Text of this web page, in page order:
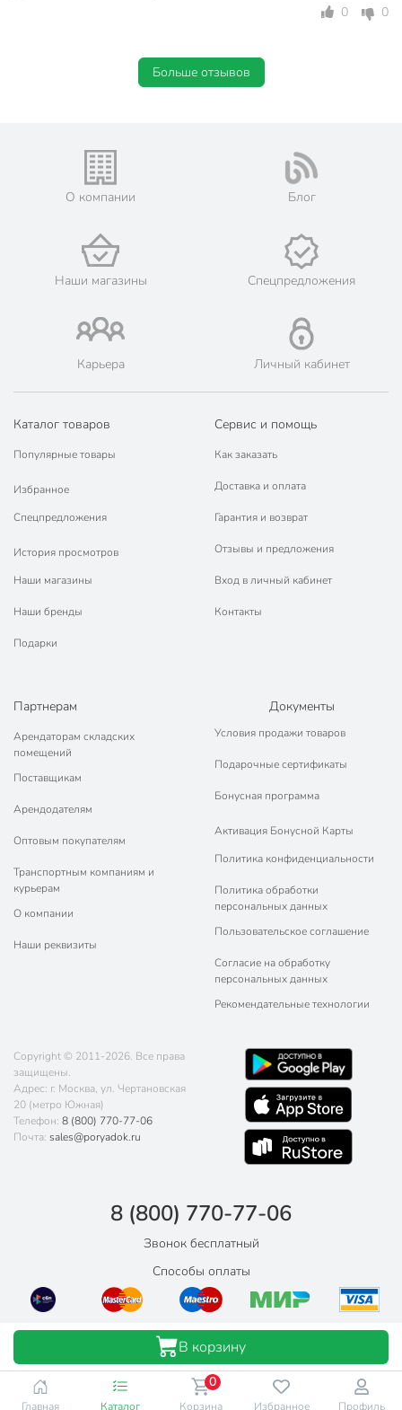
0
0
Больше отзывов
О компании Блог
Наши магазины Спецпредложения
Карьера Личный кабинет
Каталог товаров
Популярные товары
Избранное
Спецпредложения
История просмотров
Наши магазины
Наши бренды
Подарки
Сервис и помощь
Как заказать
Доставка и оплата
Гарантия и возврат
Отзывы и предложения
Вход в личный кабинет
Контакты
Партнерам
Арендаторам складских
помещений
Поставщикам
Арендодателям
Оптовым покупателям
Транспортным компаниям и
курьерам
О компании
Наши реквизиты
Документы
Условия продажи товаров
Подарочные сертификаты
Бонусная программа
Активация Бонусной Карты
Политика конфиденциальности
Политика обработки
персональных данных
Пользовательское соглашение
Согласие на обработку
персональных данных
Рекомендательные технологии
Copyright © 2011-2026. Все права
защищены.
Адрес: г. Москва, ул. Чертановская
20 (метро Южная)
Телефон: 8 (800) 770-77-06
Почта: sales@poryadok.ru
8 (800) 770-77-06
Звонок бесплатный
Способы оплаты
Главная Каталог Корзина
0
Избранное Профиль
В корзину